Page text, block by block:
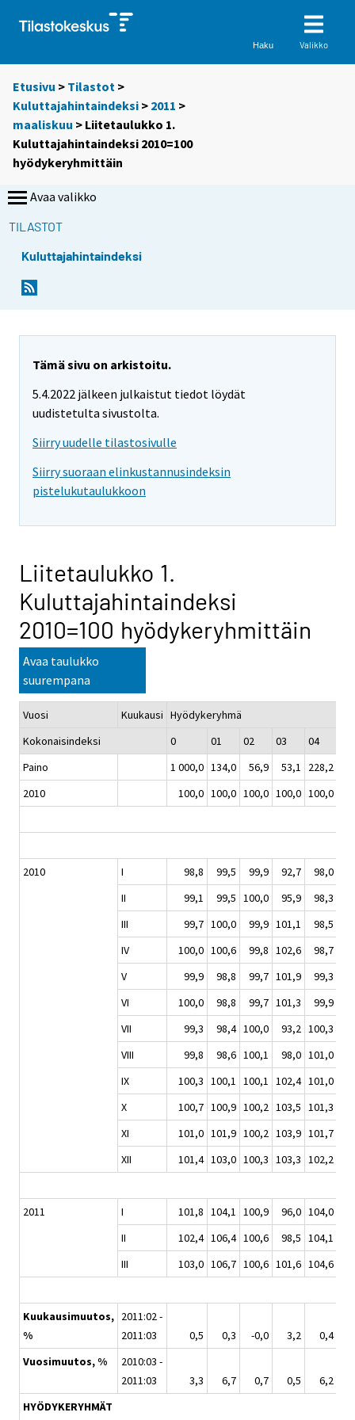
Haku Valikko
Etusivu > Tilastot >
Kuluttajahintaindeksi > 2011 >
maaliskuu > Liitetaulukko 1.
Kuluttajahintaindeksi 2010=100
hyödykeryhmittäin
Avaa valikko
TILASTOT
Kuluttajahintaindeksi
Tämä sivu on arkistoitu.
5.4.2022 jälkeen julkaistut tiedot löydät
uudistetulta sivustolta.
Siirry uudelle tilastosivulle
Siirry suoraan elinkustannusindeksin
pistelukutaulukkoon
Liitetaulukko 1.
Kuluttajahintaindeksi
2010=100 hyödykeryhmittäin
Avaa taulukko
suurempana
Vuosi Kuukausi Hyödykeryhmä
Kokonaisindeksi
0 01 02 03 04
Paino
1 000,0 134,0 56,9 53,1 228,2
2010
100,0 100,0 100,0 100,0 100,0
2010 I 98,8 99,5 99,9 92,7 98,0
II
99,1 99,5 100,0 95,9 98,3
III
99,7 100,0 99,9 101,1 98,5
IV
100,0 100,6 99,8 102,6 98,7
V
99,9 98,8 99,7 101,9 99,3
VI
100,0 98,8 99,7 101,3 99,9
VII
99,3 98,4 100,0 93,2 100,3
VIII
99,8 98,6 100,1 98,0 101,0
IX
100,3 100,1 100,1 102,4 101,0
X
100,7 100,9 100,2 103,5 101,3
XI
101,0 101,9 100,2 103,9 101,7
XII
101,4 103,0 100,3 103,3 102,2
2011 I 101,8 104,1 100,9 96,0 104,0
II
102,4 106,4 100,6 98,5 104,1
III
103,0 106,7 100,6 101,6 104,6
Kuukausimuutos,
%
2011:02 -
2011:03
0,5 0,3 -0,0 3,2 0,4
Vuosimuutos, %
2010:03 -
2011:03
3,3 6,7 0,7 0,5 6,2
HYÖDYKERYHMÄT